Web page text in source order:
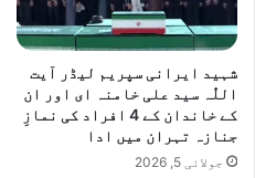
شہید ایرانی سپریم لیڈر آیت
اللّٰہ سید علی خامنہ ای اور ان
کے خاندان کے 4 افراد کی نمازِ
جنازہ تہران میں ادا
جولائی 5, 2026